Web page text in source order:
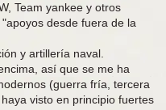
Team yankee y otros
desde fuera de la
y artillería naval.
así que se me ha
(guerra fría, tercera
visto en principio fuertes